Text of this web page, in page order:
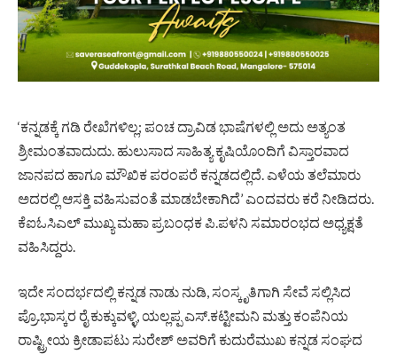
‘ಕನ್ನಡಕ್ಕೆ ಗಡಿ ರೇಖೆಗಳಿಲ್ಲ; ಪಂಚ ದ್ರಾವಿಡ ಭಾಷೆಗಳಲ್ಲಿ ಅದು ಅತ್ಯಂತ
ಶ್ರೀಮಂತವಾದುದು. ಹುಲುಸಾದ ಸಾಹಿತ್ಯ ಕೃಷಿಯೊಂದಿಗೆ ವಿಸ್ತಾರವಾದ
ಜಾನಪದ ಹಾಗೂ ಮೌಖಿಕ ಪರಂಪರೆ ಕನ್ನಡದಲ್ಲಿದೆ. ಎಳೆಯ ತಲೆಮಾರು
ಅದರಲ್ಲಿ ಆಸಕ್ತಿ ವಹಿಸುವಂತೆ ಮಾಡಬೇಕಾಗಿದೆ’ ಎಂದವರು ಕರೆ ನೀಡಿದರು.
ಕೆಐಓಸಿಎಲ್ ಮುಖ್ಯ ಮಹಾ ಪ್ರಬಂಧಕ ಪಿ.ಪಳನಿ ಸಮಾರಂಭದ ಅಧ್ಯಕ್ಷತೆ
ವಹಿಸಿದ್ದರು.
ಇದೇ ಸಂದರ್ಭದಲ್ಲಿ ಕನ್ನಡ ನಾಡು ನುಡಿ, ಸಂಸ್ಕೃತಿಗಾಗಿ ಸೇವೆ ಸಲ್ಲಿಸಿದ
ಪ್ರೊ.ಭಾಸ್ಕರ ರೈ ಕುಕ್ಕುವಳ್ಳಿ, ಯಲ್ಲಪ್ಪ ಎಸ್.ಕಟ್ಟೀಮನಿ ಮತ್ತು ಕಂಪೆನಿಯ
ರಾಷ್ಟ್ರೀಯ ಕ್ರೀಡಾಪಟು ಸುರೇಶ್ ಅವರಿಗೆ ಕುದುರೆಮುಖ ಕನ್ನಡ ಸಂಘದ